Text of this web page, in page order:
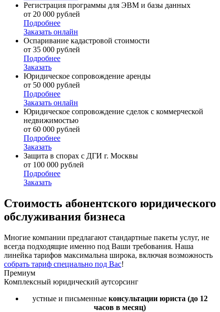
Регистрация программы для ЭВМ и базы данных
от 20 000 рублей
Подробнее
Заказать онлайн
Оспаривание кадастровой стоимости
от 35 000 рублей
Подробнее
Заказать
Юридическое сопровождение аренды
от 50 000 рублей
Подробнее
Заказать онлайн
Юридическое сопровождение сделок с коммерческой
недвижимостью
от 60 000 рублей
Подробнее
Заказать
Защита в спорах с ДГИ г. Москвы
от 100 000 рублей
Подробнее
Заказать
Стоимость абонентского юридического
обслуживания бизнеса
Многие компании предлагают стандартные пакеты услуг, не
всегда подходящие именно под Ваши требования. Наша
линейка тарифов максимальна широка, включая возможность
собрать тариф специально под Вас!
Премиум
Комплексный юридический аутсорсинг
устные и письменные консультации юриста (до 12
часов в месяц)